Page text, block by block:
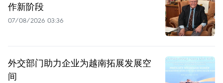
作新阶段
07/08/2026 03:36
外交部门助力企业为越南拓展发展空
间